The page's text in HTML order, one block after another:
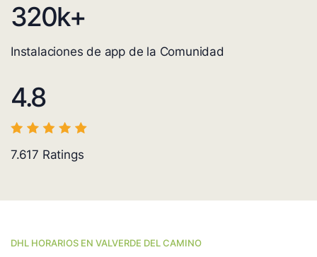
320k+
Instalaciones de app de la Comunidad
4.8
7.617 Ratings
DHL HORARIOS EN VALVERDE DEL CAMINO